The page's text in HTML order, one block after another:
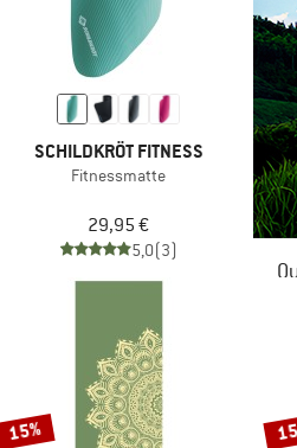
SCHILDKRÖT FITNESS
Fitnessmatte
29,95 €
5,0(3)
15%